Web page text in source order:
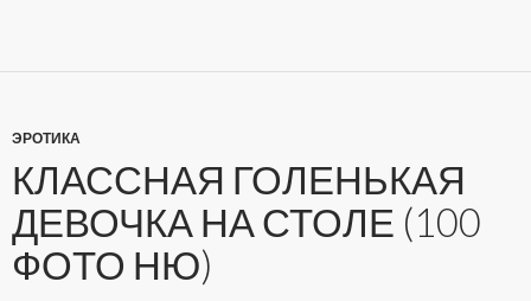
ЭРОТИКА
КЛАССНАЯ ГОЛЕНЬКАЯ
ДЕВОЧКА НА СТОЛЕ (100
ФОТО НЮ)